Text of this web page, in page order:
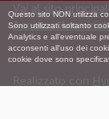
Questo sito NON utilizza
Sono utilizzati soltanto
Analytics e all'eventuale
acconsenti all'uso dei
cookie dove sono
Vai al sito
Accesso